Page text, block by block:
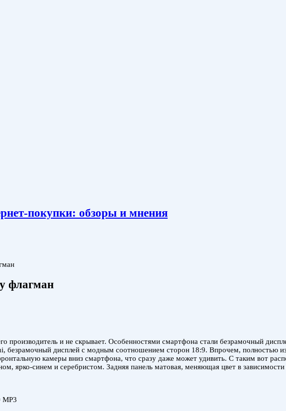
покупки: обзоры и мнения
флагман
и не скрывает. Особенностями смартфона стали безрамочный
безрамочный дисплей с модным соотношением сторон 18:9. Впрочем, полностью
камеры вниз смартфона, что сразу даже может удивить. С таким вот
ярко-синем и серебристом. Задняя панель матовая, меняющая цвет в
MP3